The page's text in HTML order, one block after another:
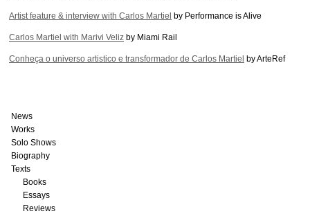
Artist feature & interview with Carlos Martiel by Performance is Alive
Carlos Martiel with Marivi Veliz by Miami Rail
Conheça o universo artistico e transformador de Carlos Martiel by ArteRef
News
Works
Solo Shows
Biography
Texts
Books
Essays
Reviews